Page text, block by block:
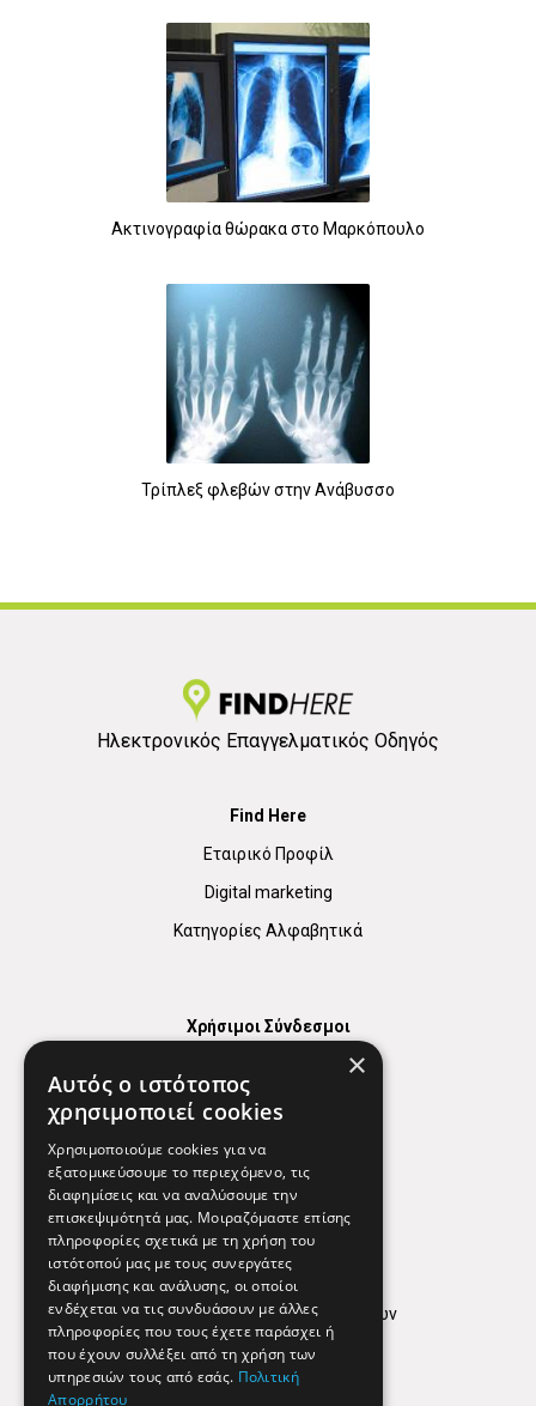
Ακτινογραφία θώρακα στο Μαρκόπουλο
Τρίπλεξ φλεβών στην Ανάβυσσο
Ηλεκτρονικός Επαγγελματικός Οδηγός
Find Here
Εταιρικό Προφίλ
Digital marketing
Κατηγορίες Αλφαβητικά
Χρήσιμοι Σύνδεσμοι
Χρήσιμα Τηλέφωνα
Εφημερεύοντα Φαρμακεία
Απόρρητο
Όροι Χρήσης
Πολιτική προστασίας δεδομένων
Findhere
×
Αυτός ο ιστότοπος
χρησιμοποιεί cookies
Χρησιμοποιούμε cookies για να
εξατομικεύσουμε το περιεχόμενο, τις
διαφημίσεις και να αναλύσουμε την
επισκεψιμότητά μας. Μοιραζόμαστε επίσης
πληροφορίες σχετικά με τη χρήση του
ιστότοπού μας με τους συνεργάτες
διαφήμισης και ανάλυσης, οι οποίοι
ενδέχεται να τις συνδυάσουν με άλλες
πληροφορίες που τους έχετε παράσχει ή
που έχουν συλλέξει από τη χρήση των
υπηρεσιών τους από εσάς. Πολιτική
Απορρήτου